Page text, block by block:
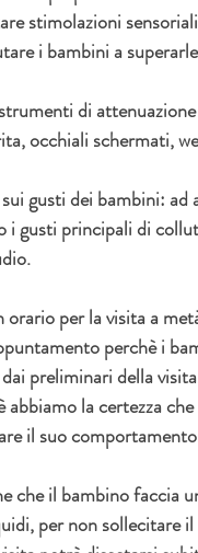
stimolazioni
i bambini a
di
occhiali schermati,
gusti dei bambini:
i gusti principali di
per la visita a
perchè i
preliminari della
abbiamo la certezza
il suo
che il bambino faccia
per non sollecitare